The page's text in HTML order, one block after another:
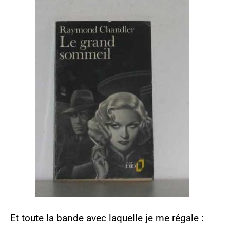
Et toute la bande avec laquelle je me régale :